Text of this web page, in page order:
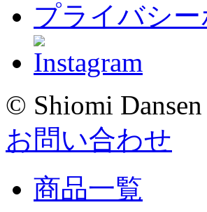
プライバシ
© Shiomi
お問い合わせ
商品一覧